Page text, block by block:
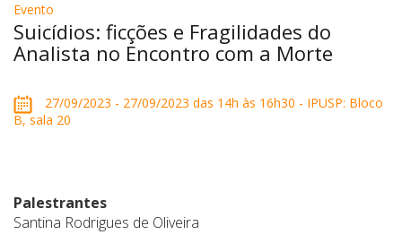
Evento
Suicídios: ficções e Fragilidades do
Analista no Encontro com a Morte
27/09/2023 - 27/09/2023 das 14h às 16h30 - IPUSP: Bloco
B, sala 20
Palestrantes
Santina Rodrigues de Oliveira